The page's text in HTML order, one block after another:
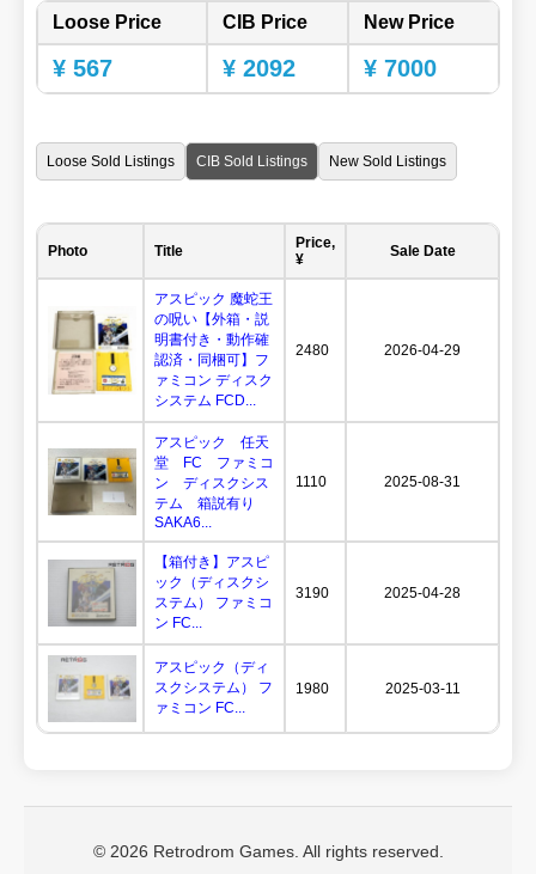
Loose Price CIB Price New Price
¥ 567 ¥ 2092 ¥ 7000
Loose Sold Listings CIB Sold Listings New Sold Listings
Photo Title
Price,
¥
Sale Date
アスピック 魔蛇王
の呪い【外箱・説
明書付き・動作確
認済・同梱可】フ
ァミコン ディスク
システム FCD...
2480 2026-04-29
アスピック 任天
堂 FC ファミコ
ン ディスクシス
テム 箱説有り
SAKA6...
1110 2025-08-31
【箱付き】アスピ
ック（ディスクシ
ステム） ファミコ
ン FC...
3190 2025-04-28
アスピック（ディ
スクシステム） フ
ァミコン FC...
1980 2025-03-11
© 2026 Retrodrom Games. All rights reserved.